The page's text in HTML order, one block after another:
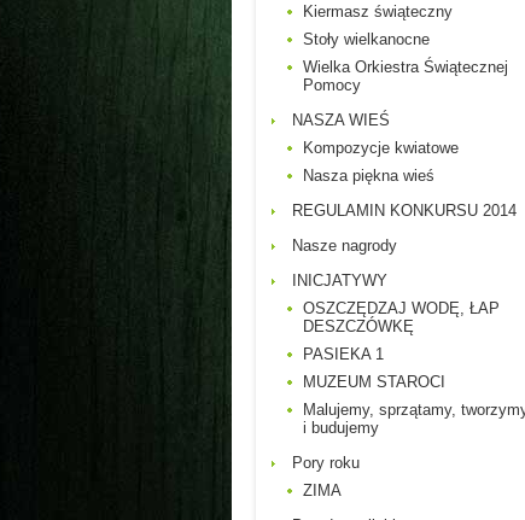
Kiermasz świąteczny
Stoły wielkanocne
Wielka Orkiestra Świątecznej
Pomocy
NASZA WIEŚ
Kompozycje kwiatowe
Nasza piękna wieś
REGULAMIN KONKURSU 2014
Nasze nagrody
INICJATYWY
OSZCZĘDZAJ WODĘ, ŁAP
DESZCZÓWKĘ
PASIEKA 1
MUZEUM STAROCI
Malujemy, sprzątamy,
i budujemy
Pory roku
ZIMA